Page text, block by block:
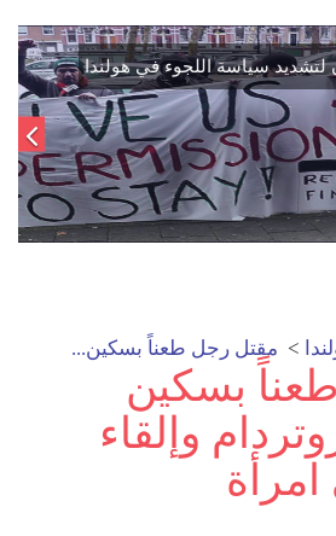
في مؤسسات الدولة السورية لتعزيز
الوحدة الوطنية
> مقتل رجل طعناً بسكين...
بسكين
وإلقاء